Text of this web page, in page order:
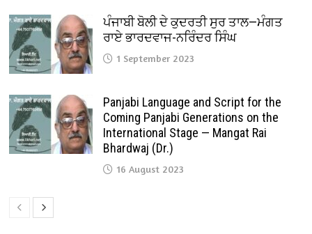
ਪੰਜਾਬੀ ਬੋਲੀ ਦੇ ਕੁਦਰਤੀ ਸੁਰ ਤਾਲ—ਮੰਗਤ
ਰਾਏ ਭਾਰਦਵਾਜ-ਨਰਿੰਦਰ ਸਿੰਘ
1 September 2023
Panjabi Language and Script for the
Coming Panjabi Generations on the
International Stage — Mangat Rai
Bhardwaj (Dr.)
16 August 2023